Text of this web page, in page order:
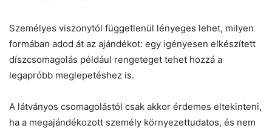
Személyes viszonytól függetlenül lényeges lehet, milyen
formában adod át az ajándékot: egy igényesen elkészített
díszcsomagolás például rengeteget tehet hozzá a
legapróbb meglepetéshez is.
A látványos csomagolástól csak akkor érdemes eltekinteni,
ha a megajándékozott személy környezettudatos, és nem